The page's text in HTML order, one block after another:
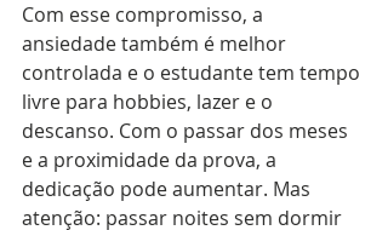
Com esse compromisso, a
ansiedade também é melhor
controlada e o estudante tem tempo
livre para hobbies, lazer e o
descanso. Com o passar dos meses
e a proximidade da prova, a
dedicação pode aumentar. Mas
atenção: passar noites sem dormir